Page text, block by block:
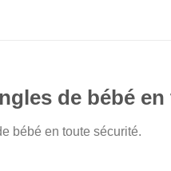
de bébé
bébé en toute sécurité.